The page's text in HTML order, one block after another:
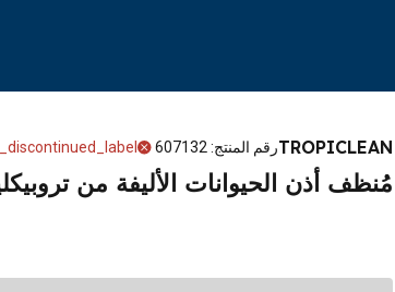
TROPICLEANرقم المنتج:
607132
مُنظف أذن الحيوانات الأليفة من تروبيكلين – ٤